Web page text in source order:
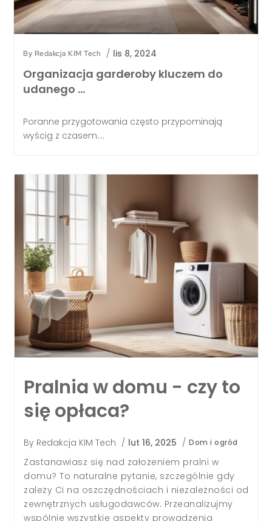
By Redakcja KIM Tech / lis 8, 2024
Organizacja garderoby kluczem do
udanego …
Poranne przygotowania często przypominają
wyścig z czasem....
Co ograniczyć na
redukcji - mądre
podejście do …
ByRedakcja KIM Tech / sty 1, 2025 /
Zdrowie i uroda
Redukcja masy ciała to proces, który wymaga
odpowiedniego podejścia i strategii. Wiele osób,